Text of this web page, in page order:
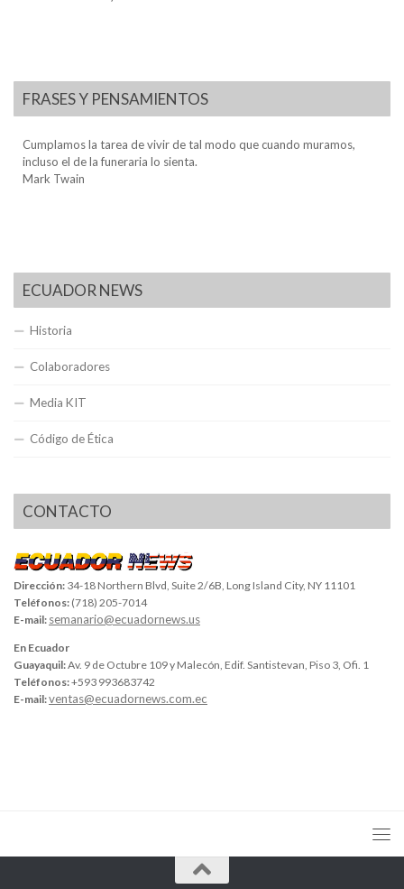
FRASES Y PENSAMIENTOS
Cumplamos la tarea de vivir de tal modo que cuando muramos,
incluso el de la funeraria lo sienta.
Mark Twain
ECUADOR NEWS
Historia
Colaboradores
Media KIT
Código de Ética
CONTACTO
Dirección: 34-18 Northern Blvd, Suite 2/6B, Long Island City, NY 11101
Teléfonos: (718) 205-7014
E-mail: semanario@ecuadornews.us
En Ecuador
Guayaquil:Av. 9 de Octubre 109 y Malecón, Edif. Santistevan, Piso 3, Ofi. 1
Teléfonos:+593 993683742
E-mail:ventas@ecuadornews.com.ec